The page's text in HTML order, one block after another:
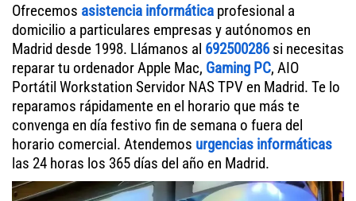
Ofrecemos asistencia informática profesional a
domicilio a particulares empresas y autónomos en
Madrid desde 1998. Llámanos al 692500286si necesitas
reparar tu ordenador Apple Mac, Gaming PC, AIO
Portátil Workstation Servidor NAS TPV en Madrid. Te lo
reparamos rápidamente en el horario que más te
convenga en día festivo fin de semana o fuera del
horario comercial. Atendemos urgencias informáticas
las 24 horas los 365 días del año en Madrid.